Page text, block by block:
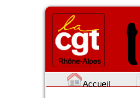
Accueil